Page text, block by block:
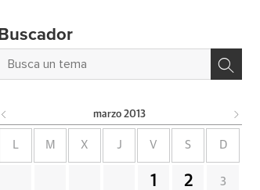
Buscador
marzo 2013
L M X J V S D
1 2 3